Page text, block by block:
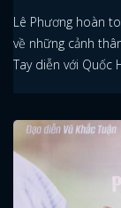
Lê Phương hoàn
về những cảnh
Tay diễn với Quốc